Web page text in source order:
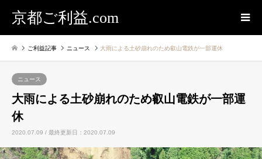
京都ご利益.com
ご利益記事 ニュース 大雨による土砂崩れのため叡山電鉄が一部運休
ニュース
大雨による土砂崩れのため叡山電鉄が一部運
休
2020.07.09 / 最終更新日：2020.07.09